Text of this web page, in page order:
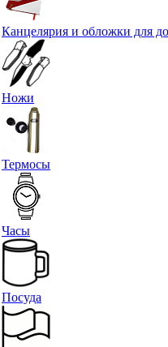
Канцелярия и обложки для
Ножи
Термосы
Часы
Посуда